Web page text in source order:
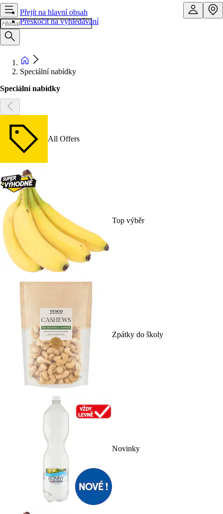
Přejít na hlavní obsah
Přeskočit na vyhledávání
Speciální nabídky
Speciální nabídky
All Offers
Top výběr
Zpátky do školy
Novinky